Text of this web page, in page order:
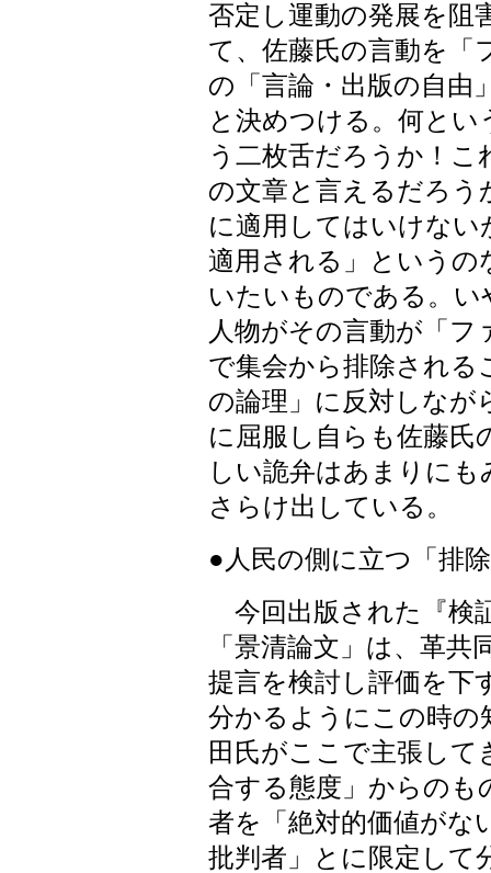
否定し運動の発展を阻
て、佐藤氏の言動を「
の「言論・出版の自由
と決めつける。何とい
う二枚舌だろうか！こ
の文章と言えるだろう
に適用してはいけな
適用される」というの
いたいものである。
人物がその言動が「
で集会から排除され
の論理」に反対しなが
に屈服し自らも佐藤氏
しい詭弁はあまりに
さらけ出している。
●人民の側に立つ「排
今回出版された『検
「景清論文」は、革
提言を検討し評価を下
分かるようにこの時の
田氏がここで主張して
合する態度」からのも
者を「絶対的価値がな
批判者」とに限定して